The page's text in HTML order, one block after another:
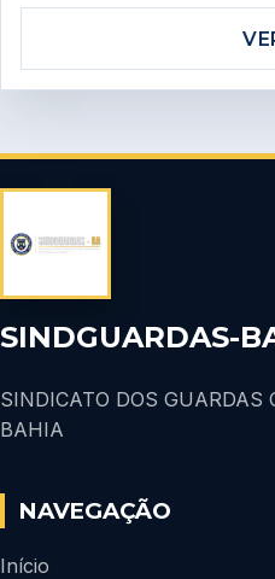
SINDGUARDAS-
SINDICATO DOS GUARDAS
BAHIA
NAVEGAÇÃO
Início